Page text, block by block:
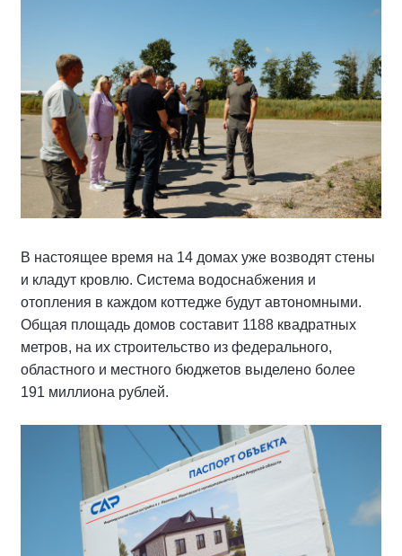
В настоящее время на 14 домах уже возводят стены
и кладут кровлю. Система водоснабжения и
отопления в каждом коттедже будут автономными.
Общая площадь домов составит 1188 квадратных
метров, на их строительство из федерального,
областного и местного бюджетов выделено более
191 миллиона рублей.